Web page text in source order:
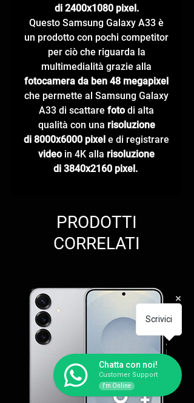
di 2400x1080 pixel.
Questo Samsung Galaxy A33 è
un prodotto con pochi competitor
per ciò che riguarda la
multimedialità grazie alla
fotocamera da ben 48 megapixel
che permette al Samsung Galaxy
A33 di scattare fotodi alta
qualità con una risoluzione
di 8000x6000 pixel e di registrare
video in 4K alla risoluzione
di 3840x2160 pixel.
PRODOTTI
CORRELATI
Scrivici
Chatta con noi!
Customer Support
I'm Online